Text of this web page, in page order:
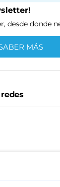
desde donde
MÁS